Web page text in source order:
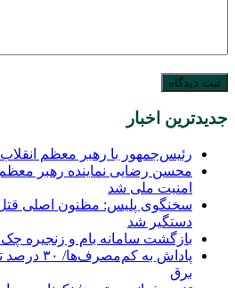
جدیدترین اخبار
رئیس‌جمهور با رهبر معظم انقلاب
محسن رضایی نماینده رهبر
امنیت ملی شد
سخنگوی پلیس: مظنون اصلی
دستگیر شد
بازگشت سامانه بام و زنجیره چک
پاداش به
برق